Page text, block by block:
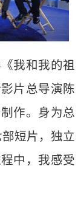
我和我的祖
片总导演陈
作。身为总
短片，独立
中，我感受